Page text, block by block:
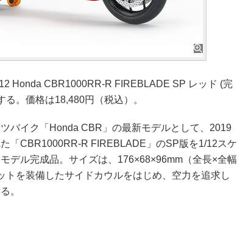
Honda CBR1000RR-R FIREBLADE SP レッド (完
。価格は18,480円（税込）。
バイク「Honda CBR」の最新モデルとして、2019
「CBR1000RR-R FIREBLADE」のSP版を1/12スケ
デル完成品。サイズは、176×68×96mm（全長×全幅
トを装備したサイドカウルをはじめ、空力を追求し
。